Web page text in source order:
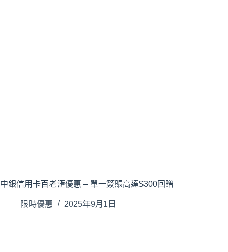
中銀信用卡百老滙優惠 – 單一簽賬高達$300回贈
限時優惠 2025年9月1日